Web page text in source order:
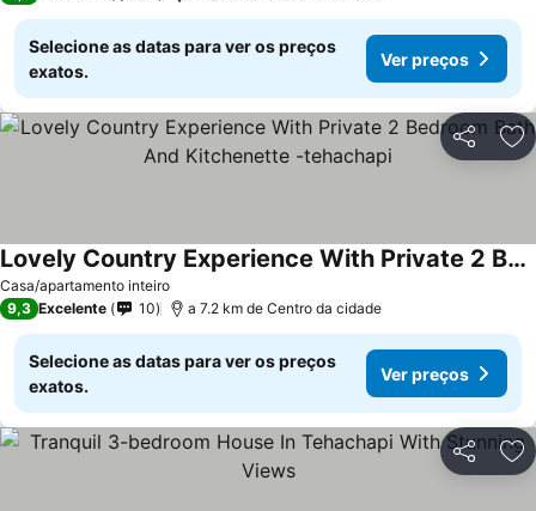
Selecione as datas para ver os preços
exatos.
Ver preços
Partilhar
Casa/apartamento inteiro
Lovely Country Experience With Private 2 Bedroom Bath And Kitchenette -tehachapi
Ver preços
9,3 Excelente 10 a 7.2 km de Centro da cidade
Selecione as datas para ver os preços
exatos.
Ver preços
Partilhar